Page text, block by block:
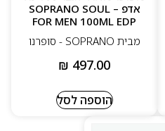
אדפ – SOPRANO SOUL
FOR MEN 100ML EDP
מבית SOPRANO - סופרנו
₪ 497.00
הוספה לסל